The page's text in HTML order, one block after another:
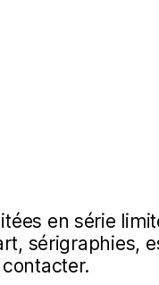
en série
sérigraphies,